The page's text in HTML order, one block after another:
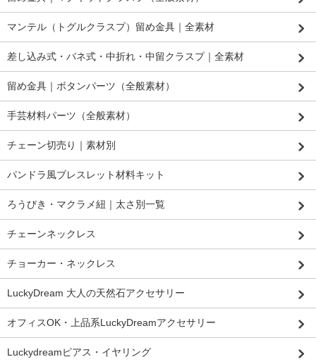
マンテル（トグルクラスプ）留め金具｜全素材
差し込み式・バネ式・中折れ・中留クラスプ｜全素材
留め金具｜ボタンパーツ（全般素材）
手芸材料パーツ（全般素材）
チェーン切売り｜素材別
パンドラ風ブレスレット材料キット
ろうびき・マクラメ紐｜太さ別一覧
チェーンネックレス
チョーカー・ネックレス
LuckyDream 大人の天然石アクセサリー
オフィスOK・上品系LuckyDreamアクセサリー
Luckydreamピアス・イヤリング